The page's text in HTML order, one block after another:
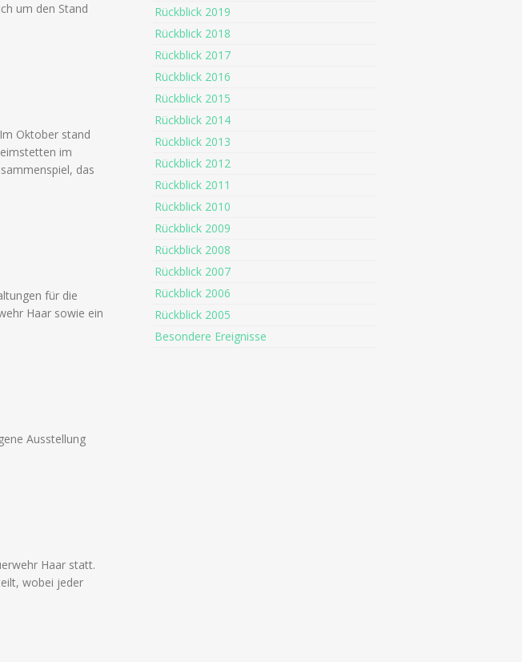
um den Stand
Oktober stand
im
das
für die
Haar sowie ein
Ausstellung
Haar statt.
wobei jeder
Rückblick 2019
Rückblick 2018
Rückblick 2017
Rückblick 2016
Rückblick 2015
Rückblick 2014
Rückblick 2013
Rückblick 2012
Rückblick 2011
Rückblick 2010
Rückblick 2009
Rückblick 2008
Rückblick 2007
Rückblick 2006
Rückblick 2005
Besondere Ereignisse